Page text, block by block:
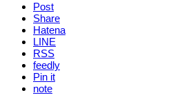
Post
Share
Hatena
LINE
RSS
feedly
Pin it
note